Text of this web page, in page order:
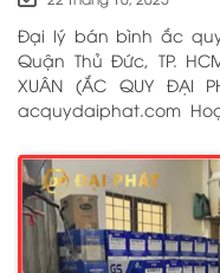
Đại lý bán bình ắc
Quận Thủ Đức, TP. HCM Đại Lý : CTY
XUÂN (ẮC QUY ĐẠI PHÁT) SĐT :
acquydaiphat.com
cho xe ô tô, xe máy, xe
ĐỂ GỌI NGAY CHO